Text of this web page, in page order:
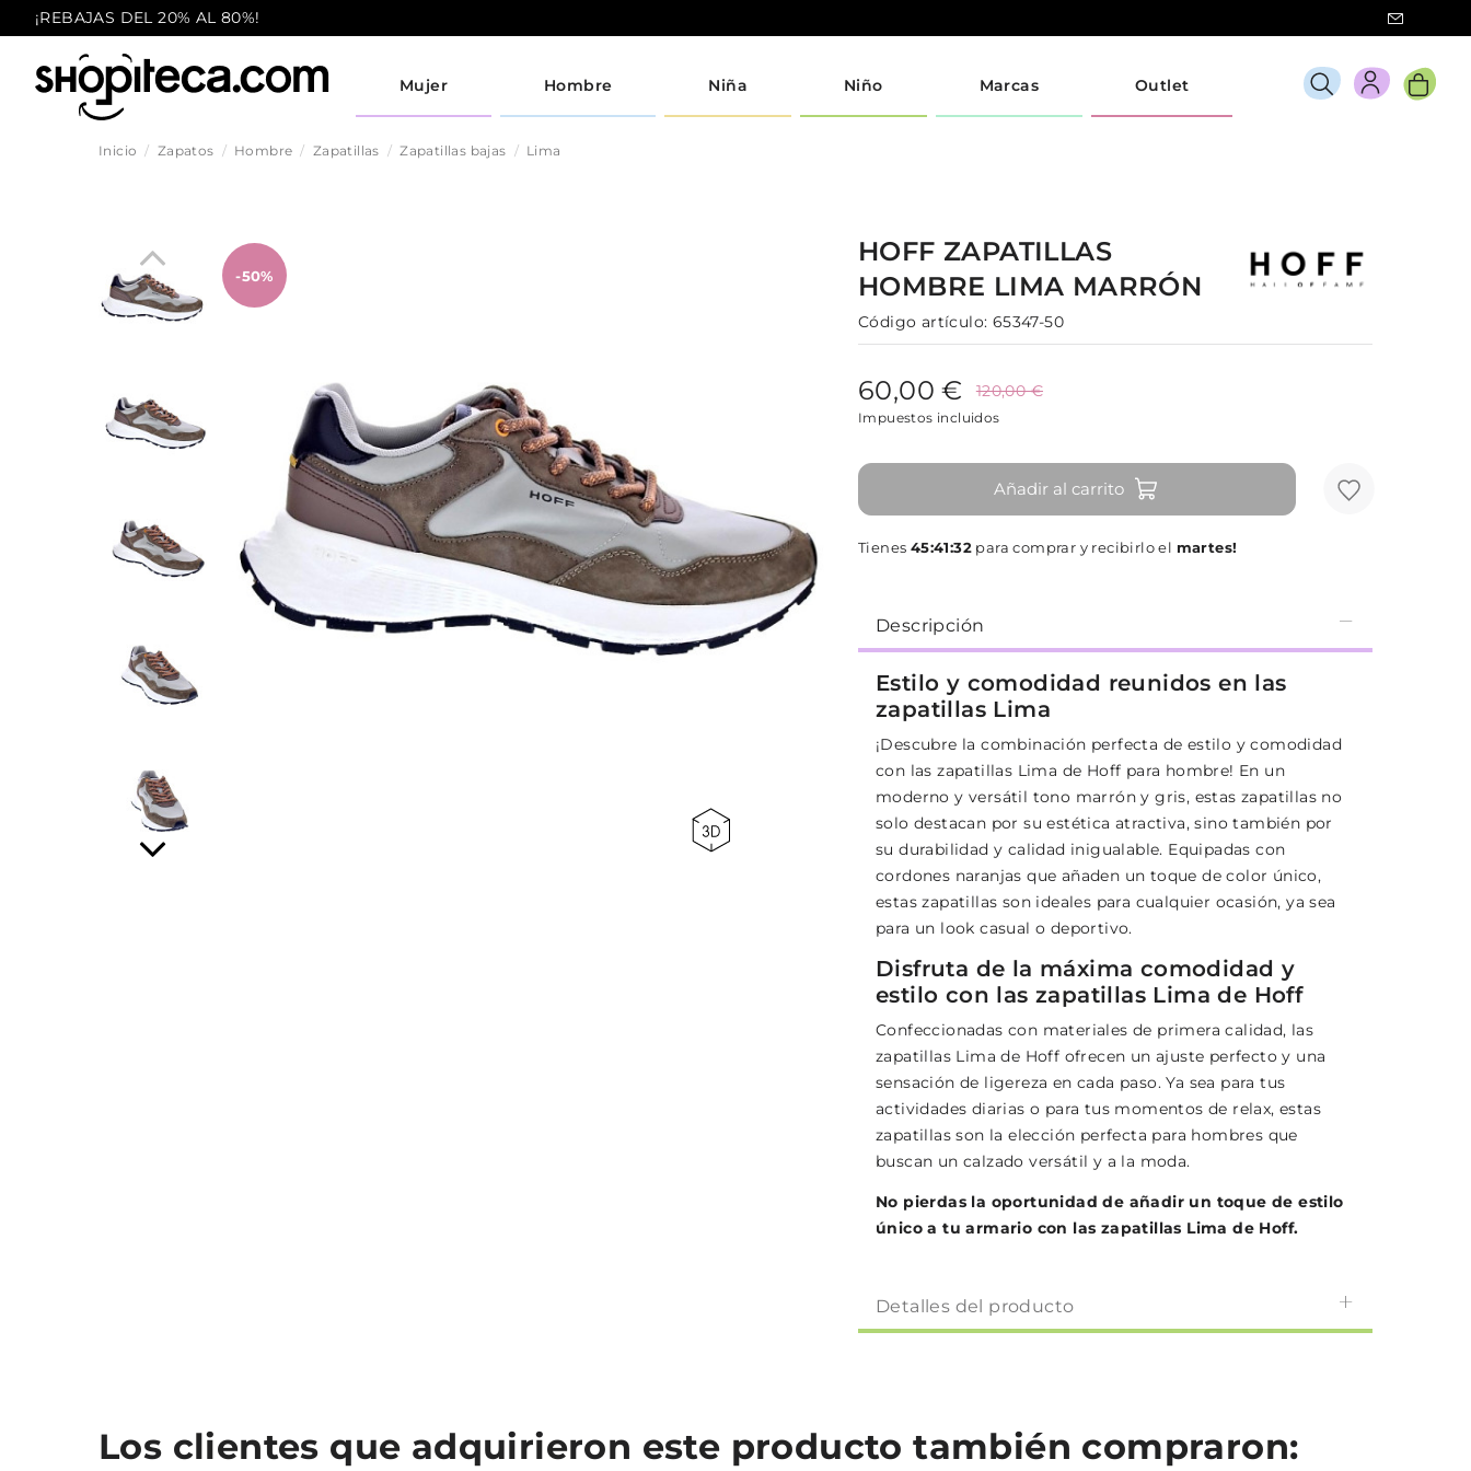
¡REBAJAS DEL 20% AL 80%!
Mujer Hombre Niña Niño Marcas Outlet
Inicio Zapatos Hombre Zapatillas Zapatillas bajas Lima
-50%
HOFF ZAPATILLAS
HOMBRE LIMA MARRÓN
Código artículo: 65347-50
60,00 € 120,00 €
Impuestos incluidos
Añadir al carrito
Tienes 45:41:31para comprar y recibirlo el martes!
Descripción
Estilo y comodidad reunidos en las
zapatillas Lima
¡Descubre la combinación perfecta de estilo y comodidad
con las zapatillas Lima de Hoff para hombre! En un
moderno y versátil tono marrón y gris, estas zapatillas no
solo destacan por su estética atractiva, sino también por
su durabilidad y calidad inigualable. Equipadas con
cordones naranjas que añaden un toque de color único,
estas zapatillas son ideales para cualquier ocasión, ya sea
para un look casual o deportivo.
Disfruta de la máxima comodidad y
estilo con las zapatillas Lima de Hoff
Confeccionadas con materiales de primera calidad, las
zapatillas Lima de Hoff ofrecen un ajuste perfecto y una
sensación de ligereza en cada paso. Ya sea para tus
actividades diarias o para tus momentos de relax, estas
zapatillas son la elección perfecta para hombres que
buscan un calzado versátil y a la moda.
No pierdas la oportunidad de añadir un toque de estilo
único a tu armario con las zapatillas Lima de Hoff.
Detalles del producto
Los clientes que adquirieron este producto también compraron: